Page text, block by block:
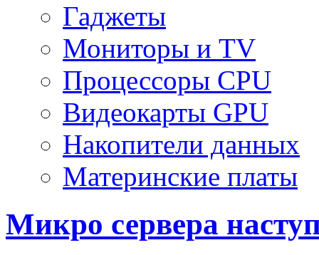
Гаджеты
Мониторы и TV
Процессоры CPU
Видеокарты GPU
Накопители данных
Материнские платы
Микро сервера